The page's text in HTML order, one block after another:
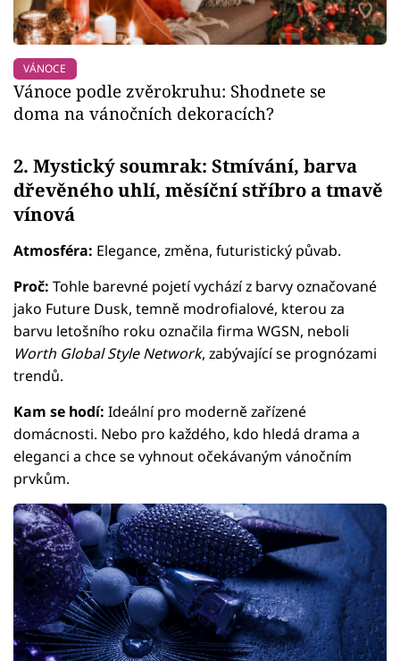
VÁNOCE
Vánoce podle zvěrokruhu: Shodnete se
doma na vánočních dekoracích?
2. Mystický soumrak: Stmívání, barva
dřevěného uhlí, měsíční stříbro a tmavě
vínová
Atmosféra: Elegance, změna, futuristický půvab.
Proč: Tohle barevné pojetí vychází z barvy označované
jako Future Dusk, temně modrofialové, kterou za
barvu letošního roku označila firma WGSN, neboli
Worth Global Style Network, zabývající se prognózami
trendů.
Kam se hodí: Ideální pro moderně zařízené
domácnosti. Nebo pro každého, kdo hledá drama a
eleganci a chce se vyhnout očekávaným vánočním
prvkům.